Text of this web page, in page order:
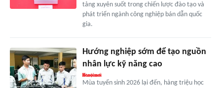
tảng xuyên suốt trong chiến lược đào tạo và
phát triển ngành công nghiệp bán dẫn quốc
gia.
Hướng nghiệp sớm để tạo nguồn
nhân lực kỹ năng cao
Mùa tuyển sinh 2026 lại đến, hàng triệu học